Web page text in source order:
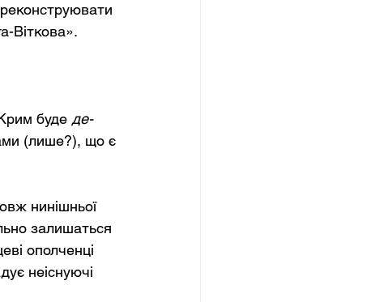
Віткова».
буде де-
(лише?), що є
нинішньої
залишаться
ополченці
неіснуючі